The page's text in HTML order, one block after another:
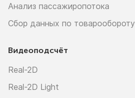
Анализ пассажиропотока
Сбор данных по товарообороту
Видеоподсчёт
Real-2D
Real-2D Light